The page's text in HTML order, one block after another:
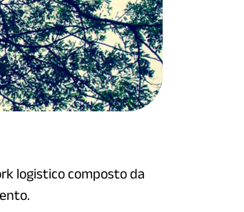
logistico composto da